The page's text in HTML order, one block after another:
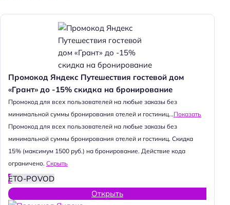
Промокод Яндекс Путешествия гостевой дом
«Грант» до -15% скидка на бронирование
Промокод для всех пользователей на любые заказы без
минимальной суммы бронирования отелей и гостиниц...Показать
Промокод для всех пользователей на любые заказы без
минимальной суммы бронирования отелей и гостиниц. Скидка
15% (максимум 1500 руб.) на бронирование. Действие кода
ограничено. Скрыть
ETO-POVOD
Открыть